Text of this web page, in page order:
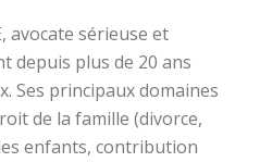
avocate sérieuse et
depuis plus de 20 ans
Ses principaux domaines
de la famille (divorce,
enfants, contribution